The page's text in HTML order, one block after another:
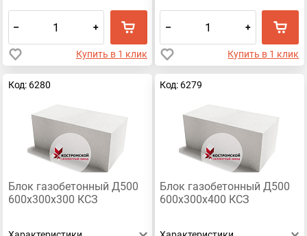
– +
Купить в 1 клик
– +
Купить в 1 клик
Код: 6280
Блок газобетонный Д500
600х300х300 КСЗ
Код: 6279
Блок газобетонный Д500
600х300х400 КСЗ